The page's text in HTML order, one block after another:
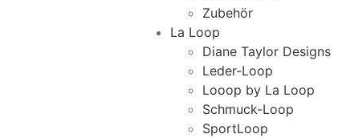
Zubehör
La Loop
Diane Taylor Designs
Leder-Loop
Looop by La Loop
Schmuck-Loop
SportLoop